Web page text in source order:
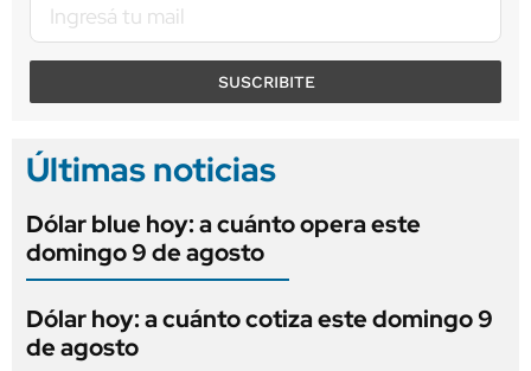
SUSCRIBITE
Últimas noticias
Dólar blue hoy: a cuánto opera este
domingo 9 de agosto
Dólar hoy: a cuánto cotiza este domingo 9
de agosto